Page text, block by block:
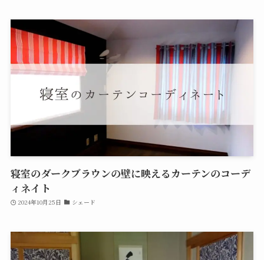
寝室のダークブラウンの壁に映えるカーテンのコーデ
ィネイト
2024年10月25日 シェード